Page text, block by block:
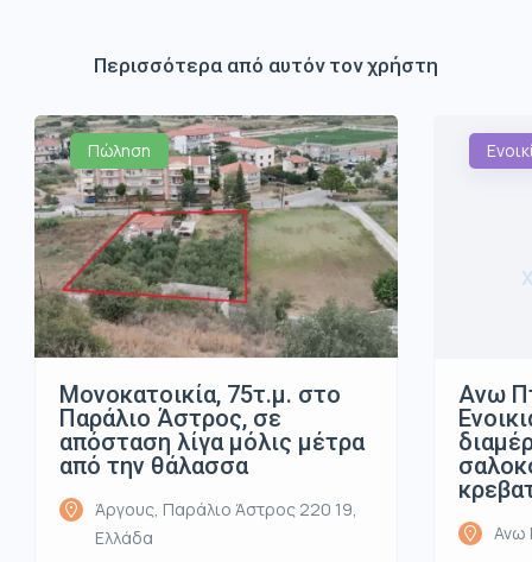
Περισσότερα από αυτόν τον χρήστη
Πώληση
Μονοκατοικία, 75τ.μ. στο
Παράλιο Άστρος, σε
απόσταση λίγα μόλις μέτρα
από την θάλασσα
Άργους, Παράλιο Άστρος 220 19,
Ελλάδα
Ανω
Ανω